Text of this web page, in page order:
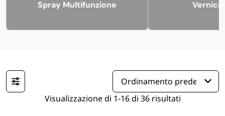
Spray Multifunzione Vernici
Visualizzazione di 1-16 di 36 risultati